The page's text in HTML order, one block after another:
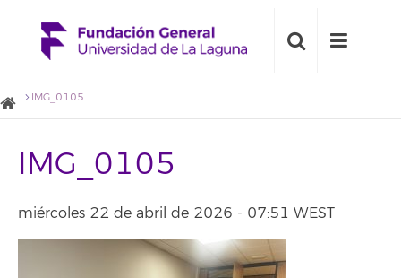
IMG_0105
IMG_0105
miércoles 22 de abril de 2026 - 07:51 WEST